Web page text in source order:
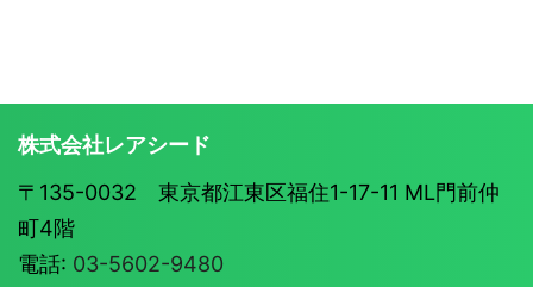
株式会社レアシード
〒135-0032 東京都江東区福住1-17-11 ML門前仲
町4階
電話: 03-5602-9480